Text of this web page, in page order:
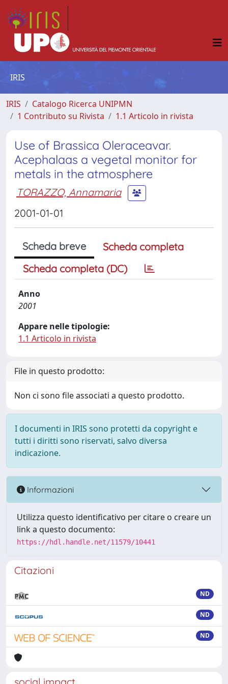
IRIS
IRIS
Catalogo Ricerca UNIPMN
1 Contributo su Rivista
1.1 Articolo in rivista
Use of Brassica Oleraceavar.
Acephalaas a vegetal monitor for
metals in the atmosphere
TORAZZO, Annamaria
2001-01-01
Scheda breve
Scheda completa
Scheda completa (DC)
Anno
2001
Appare nelle tipologie:
1.1 Articolo in rivista
File in questo prodotto:
Non ci sono file associati a questo prodotto.
I documenti in IRIS sono protetti da copyright e
tutti i diritti sono riservati, salvo diversa
indicazione.
Informazioni
Utilizza questo identificativo per citare o creare un
link a questo documento:
https://hdl.handle.net/11579/10441
Citazioni
ND
ND
ND